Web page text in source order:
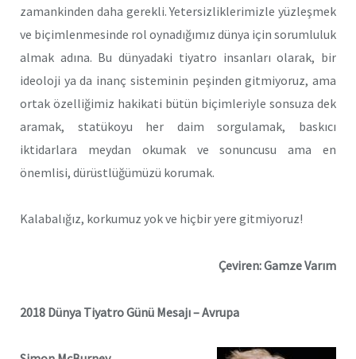
zamankinden daha gerekli. Yetersizliklerimizle yüzleşmek
ve biçimlenmesinde rol oynadığımız dünya için sorumluluk
almak adına. Bu dünyadaki tiyatro insanları olarak, bir
ideoloji ya da inanç sisteminin peşinden gitmiyoruz, ama
ortak özelliğimiz hakikati bütün biçimleriyle sonsuza dek
aramak, statükoyu her daim sorgulamak, baskıcı
iktidarlara meydan okumak ve sonuncusu ama en
önemlisi, dürüstlüğümüzü korumak.
Kalabalığız, korkumuz yok ve hiçbir yere gitmiyoruz!
Çeviren: Gamze Varım
2018 Dünya Tiyatro Günü Mesajı – Avrupa